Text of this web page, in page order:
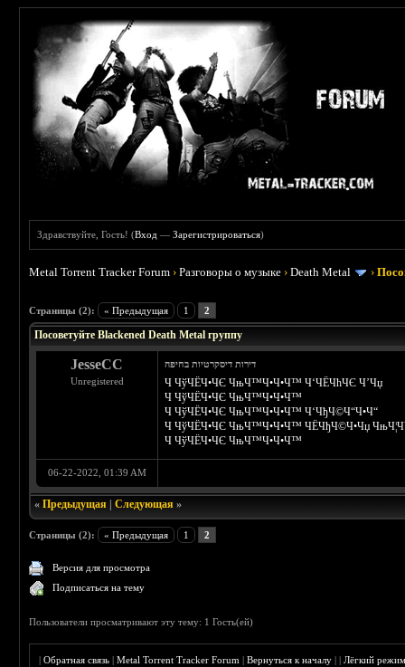
Здравствуйте, Гость! (Вход —Зарегистрироваться)
Metal Torrent Tracker Forum ›Разговоры о музыке ›Death Metal ›
Страницы (2): « Предыдущая 1 2
Посоветуйте Blackened Death Metal группу
JesseCC
Unregistered
דירות דיסקרטיות בחיפה
Ч ЧўЧЁЧ•ЧЄ ЧњЧ™Ч•Ч•Ч™ Ч‘ЧЁЧћЧЄ Ч’Чџ
Ч ЧўЧЁЧ•ЧЄ ЧњЧ™Ч•Ч•Ч™
Ч ЧўЧЁЧ•ЧЄ ЧњЧ™Ч•Ч•Ч™ Ч‘ЧђЧ©Ч“Ч•Ч“
Ч ЧўЧЁЧ•ЧЄ ЧњЧ™Ч•Ч•Ч™ ЧЁЧђЧ©Ч•Чџ
Ч ЧўЧЁЧ•ЧЄ ЧњЧ™Ч•Ч•Ч™
06-22-2022, 01:39 AM
«Предыдущая |Следующая »
Страницы (2): « Предыдущая 1 2
Версия для просмотра
Подписаться на тему
Пользователи просматривают эту тему: 1 Гость(ей)
|Обратная связь |Metal Torrent Tracker Forum |Вернуться к началу ||Лёгкий